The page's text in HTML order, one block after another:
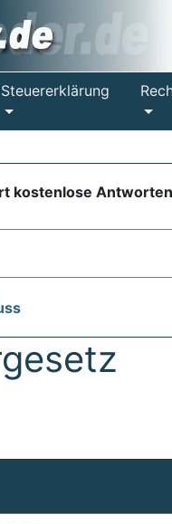
Steuererklärung
kostenlose